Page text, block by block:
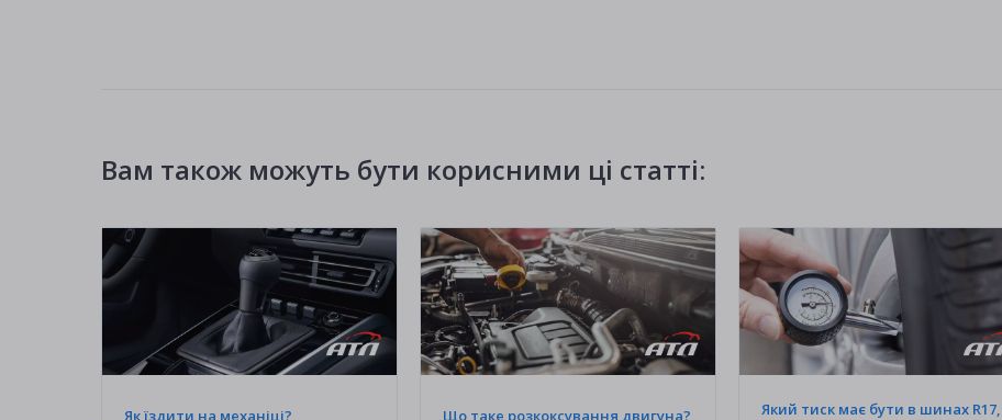
Вам також можуть бути корисними ці статті:
Як їздити на механіці?
Що таке розкоксування двигуна?
Який тиск має бути в шинах R17,